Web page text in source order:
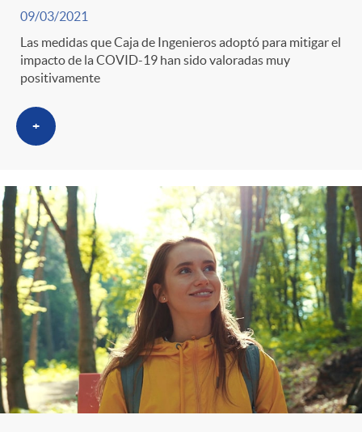
09/03/2021
Las medidas que Caja de Ingenieros adoptó para mitigar el
impacto de la COVID-19 han sido valoradas muy
positivamente
+